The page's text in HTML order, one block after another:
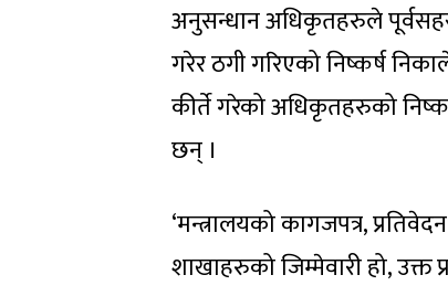
अनुसन्धान अधिकृतहरुले
गरेर ठगी गरिएको निष्कर्ष
कीर्ते गरेको अधिकृतहरुको
छन् ।
‘मन्त्रालयको कागजपत्र,
शाखाहरुको जिम्मेवारी हो,